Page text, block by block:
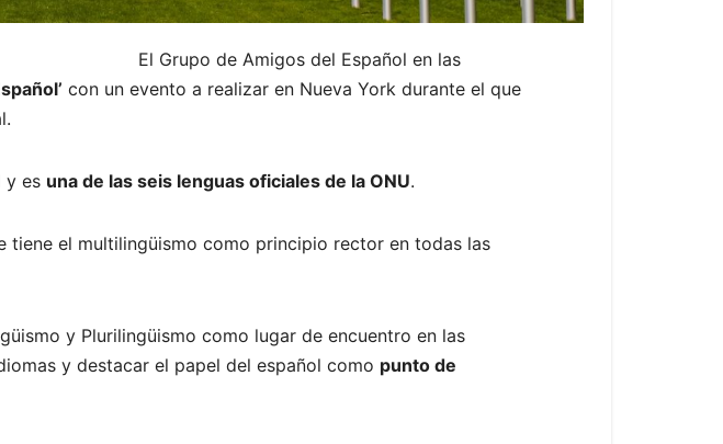
El Grupo de Amigos del Español en las
con un evento a realizar en Nueva York durante el que
y es una de las seis lenguas oficiales de la ONU.
tiene el multilingüismo como principio rector en todas las
y Plurilingüismo como lugar de encuentro en las
y destacar el papel del español como punto de